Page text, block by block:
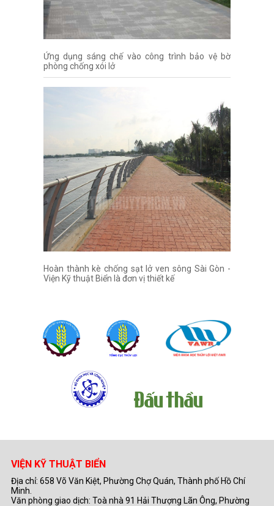
Ứng dụng sáng chế vào công trình bảo vệ bờ
phòng chống xói lở
Hoàn thành kè chống sạt lở ven sông Sài Gòn -
Viện Kỹ thuật Biển là đơn vị thiết kế
VIỆN KỸ THUẬT BIỂN
Địa chỉ: 658 Võ Văn Kiệt, Phường Chợ Quán, Thành phố Hồ Chí
Minh.
Văn phòng giao dịch: Toà nhà 91 Hải Thượng Lãn Ông, Phường